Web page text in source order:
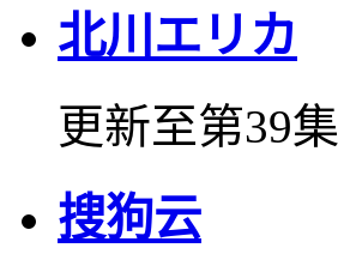
北川エリカ
更新至第39集
搜狗云